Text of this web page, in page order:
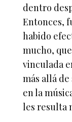
dentro
Entonces,
habido
mucho,
vinculada
más allá
en la
les resulta